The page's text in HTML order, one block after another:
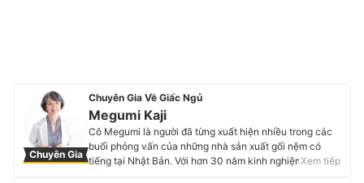
Chuyên Gia
Chuyên Gia Về Giấc Ngủ
Megumi Kaji
Cô Megumi là người đã từng xuất hiện nhiều trong các
buổi phỏng vấn của những nhà sản xuất gối nệm có
tiếng tại Nhật Bản. Với hơn 30 năm kinh nghiệm vàXem tiếp